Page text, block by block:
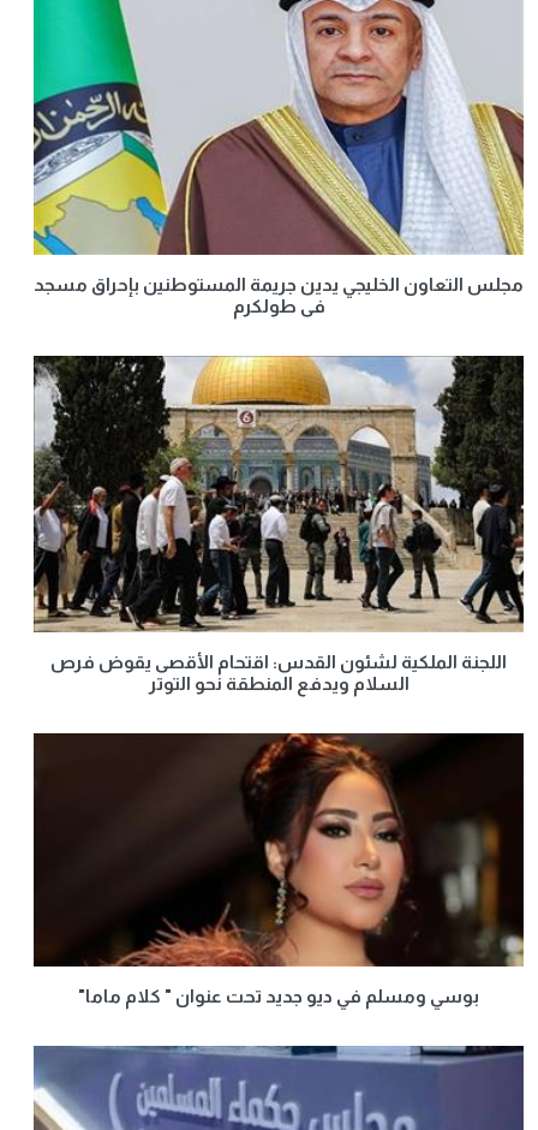
مجلس التعاون الخليجي يدين جريمة المستوطنين بإحراق مسجد
فى طولكرم
اللجنة الملكية لشئون القدس: اقتحام الأقصى يقوض فرص
السلام ويدفع المنطقة نحو التوتر
بوسي ومسلم في ديو جديد تحت عنوان " كلام ماما"